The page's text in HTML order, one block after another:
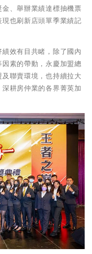
、舉辦業績達標抽機票
也刷新店頭單季業績記
效有目共睹，除了國內
素的帶動，永慶加盟總
聯賣環境，也持續拉大
耕房仲業的各界菁英加